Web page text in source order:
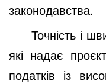
законодавства.
Точність і
які надає
податків із